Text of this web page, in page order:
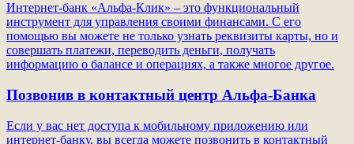
Интернет-банк «Альфа-Клик» – это функциональный
инструмент для управления своими финансами. С его
помощью вы можете не только узнать реквизиты карты, но и
совершать платежи, переводить деньги, получать
информацию о балансе и операциях, а также многое другое.
Позвонив в контактный центр Альфа-Банка
Если у вас нет доступа к мобильному приложению или
интернет-банку, вы всегда можете позвонить в контактный